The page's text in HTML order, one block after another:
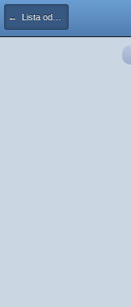
← Lista odznaczeń